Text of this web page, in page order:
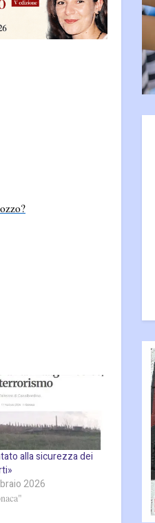
alla sicurezza dei
2026